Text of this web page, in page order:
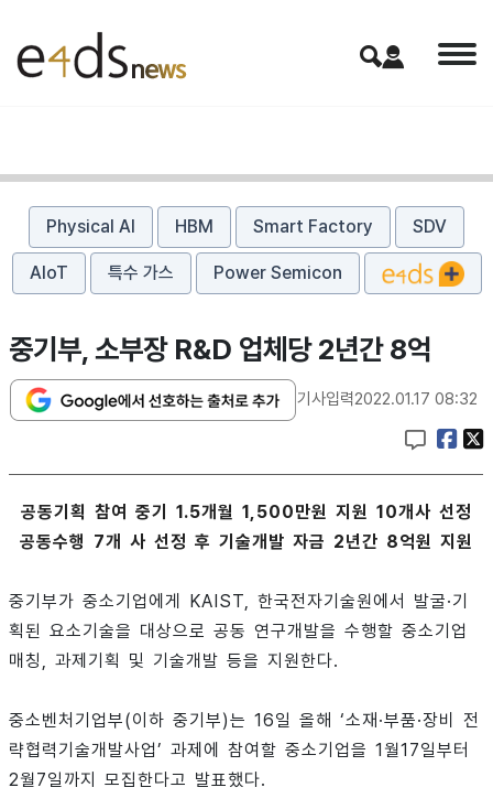
Physical AI HBM Smart Factory SDV
AIoT 특수 가스 Power Semicon
중기부, 소부장 R&D 업체당 2년간 8억
기사입력2022.01.17 08:32
공동기획 참여 중기 1.5개월 1,500만원 지원 10개사 선정
공동수행 7개 사 선정 후 기술개발 자금 2년간 8억원 지원
중기부가 중소기업에게 KAIST, 한국전자기술원에서 발굴·기
획된 요소기술을 대상으로 공동 연구개발을 수행할 중소기업
매칭, 과제기획 및 기술개발 등을 지원한다.
중소벤처기업부(이하 중기부)는 16일 올해 ‘소재·부품·장비 전
략협력기술개발사업’ 과제에 참여할 중소기업을 1월17일부터
2월7일까지 모집한다고 발표했다.